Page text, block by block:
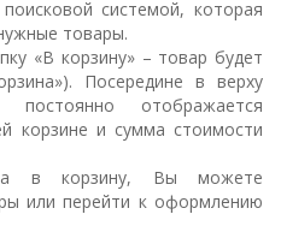
системой, которая
товары.
«В корзину» – товар будет
Посередине в верху
отображается
корзине и сумма стоимости
в корзину, Вы можете
или перейти к оформлению